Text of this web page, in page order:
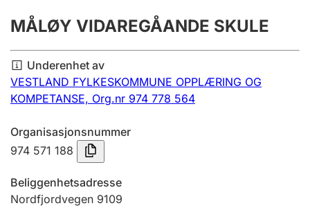
Årsregnskap
Innsending og forsinkelsesgebyr
Tinglysing
Jeger
Betaling og jegeravgiftskort
MÅLØY VIDAREGÅANDE SKULE
Underenhet av
VESTLAND FYLKESKOMMUNE OPPLÆRING OG
KOMPETANSE, Org.nr 974 778 564
Organisasjonsnummer
974 571 188
Beliggenhetsadresse
Nordfjordvegen 9109